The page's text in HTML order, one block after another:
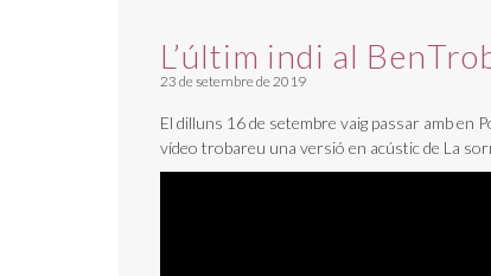
L’últim indi al
23 de setembre de 2019
El dilluns 16 de setembre vaig passar amb en
vídeo trobareu una versió en acústic de La